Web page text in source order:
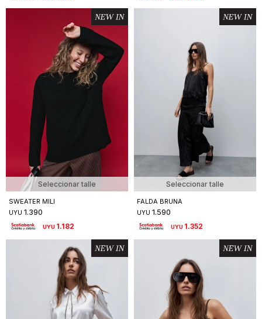
Seleccionar talle
SWEATER MILI
UYU 1.390
UYU 1.182
Seleccionar talle
FALDA BRUNA
UYU 1.590
UYU 1.352